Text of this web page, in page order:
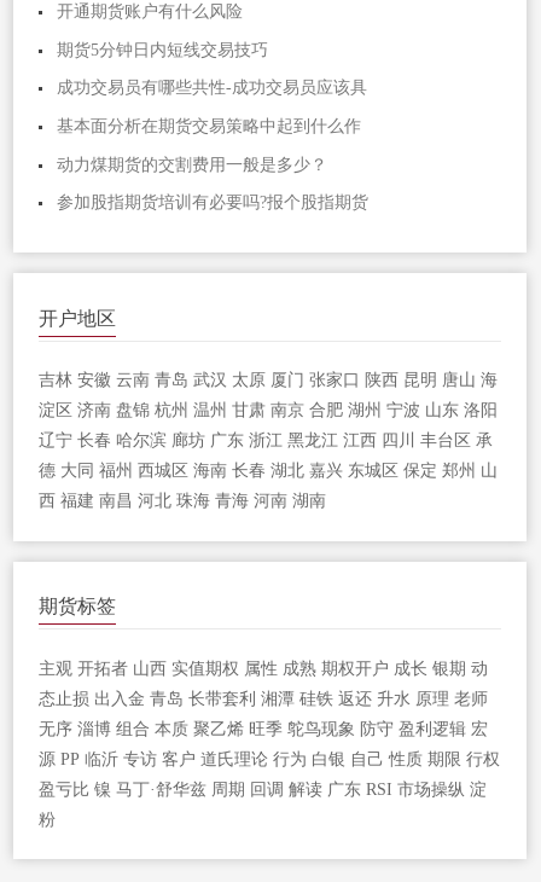
开通期货账户有什么风险
期货5分钟日内短线交易技巧
成功交易员有哪些共性-成功交易员应该具
基本面分析在期货交易策略中起到什么作
动力煤期货的交割费用一般是多少？
参加股指期货培训有必要吗?报个股指期货
开户地区
吉林 安徽 云南 青岛 武汉 太原 厦门 张家口 陕西 昆明 唐山 海
淀区 济南 盘锦 杭州 温州 甘肃 南京 合肥 湖州 宁波 山东 洛阳
辽宁 长春 哈尔滨 廊坊 广东 浙江 黑龙江 江西 四川 丰台区 承
德 大同 福州 西城区 海南 长春 湖北 嘉兴 东城区 保定 郑州 山
西 福建 南昌 河北 珠海 青海 河南 湖南
期货标签
主观 开拓者 山西 实值期权 属性 成熟 期权开户 成长 银期 动
态止损 出入金 青岛 长带套利 湘潭 硅铁 返还 升水 原理 老师
无序 淄博 组合 本质 聚乙烯 旺季 鸵鸟现象 防守 盈利逻辑 宏
源 PP 临沂 专访 客户 道氏理论 行为 白银 自己 性质 期限 行权
盈亏比 镍 马丁·舒华兹 周期 回调 解读 广东 RSI 市场操纵 淀
粉